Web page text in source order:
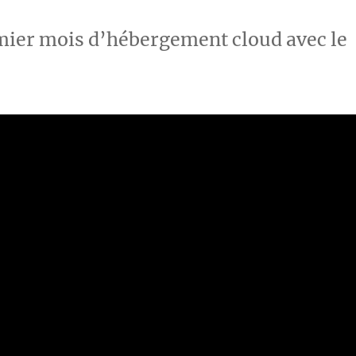
mois d’hébergement cloud avec le